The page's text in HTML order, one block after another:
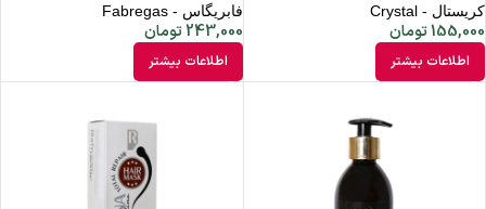
کریستال - Crystal
155,000تومان
اطلاعات بیشتر
فابریگاس - Fabregas
243,000 تومان
اطلاعات بیشتر